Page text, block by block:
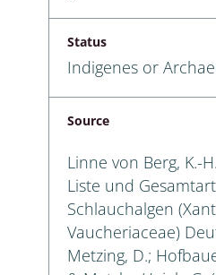
Status
Indigenes or
Source
Linne von Berg, K.-
Liste und
Schlauchalgen
Vaucheriaceae)
Metzing, D.;